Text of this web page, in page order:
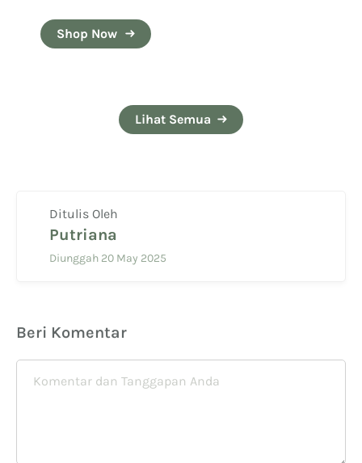
Shop Now
Lihat Semua
Ditulis Oleh
Putriana
Diunggah 20 May 2025
Beri Komentar